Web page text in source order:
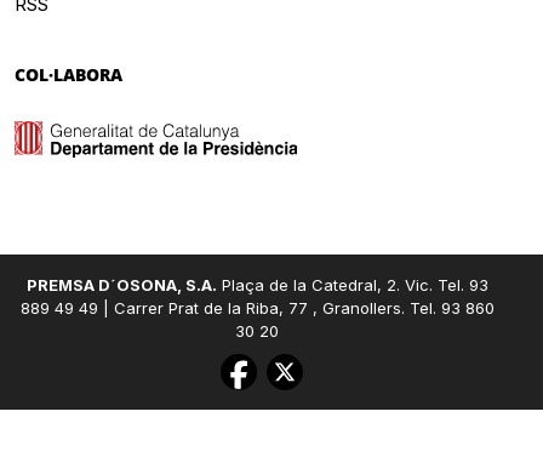
RSS
COL·LABORA
PREMSA D´OSONA, S.A. Plaça de la Catedral, 2. Vic. Tel. 93
889 49 49 | Carrer Prat de la Riba, 77 , Granollers. Tel. 93 860
30 20